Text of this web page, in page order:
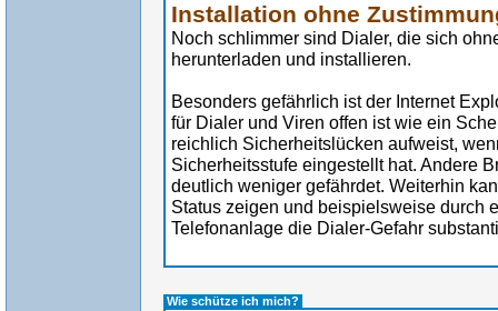
Installation ohne
Noch schlimmer sind Dialer, die sich
herunterladen und installieren.
Besonders gefährlich ist der Internet
für Dialer und Viren offen ist wie ein
reichlich Sicherheitslücken aufweist,
Sicherheitsstufe eingestellt hat. Andere
deutlich weniger gefährdet. Weiterhin
Status zeigen und beispielsweise durch
Telefonanlage die Dialer-Gefahr
Wie schütze ich mich?